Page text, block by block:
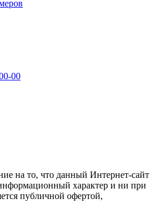
00
характер и ни при
публичной офертой,
Статьи 437 Гражданского кодекса